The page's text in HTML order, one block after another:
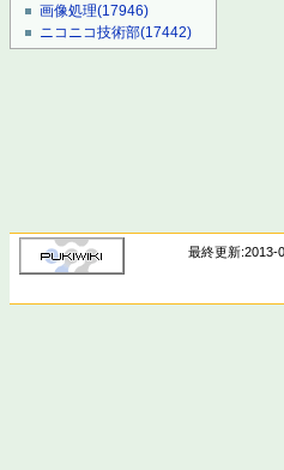
画像処理(17946)
ニコニコ技術部(17442)
最終更新:2013-